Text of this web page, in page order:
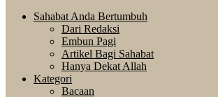
Sahabat Anda Bertumbuh
Dari Redaksi
Embun Pagi
Artikel Bagi Sahabat
Hanya Dekat Allah
Kategori
Bacaan